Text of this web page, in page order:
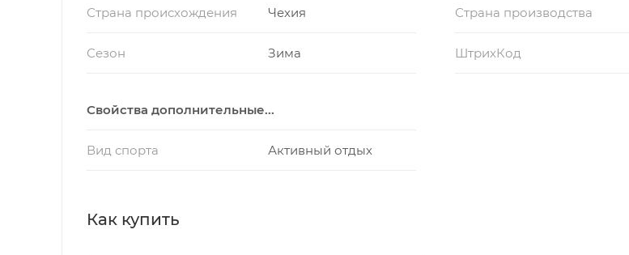
Страна происхождения Чехия Страна производства
Сезон Зима ШтрихКод
Свойства дополнительные...
Вид спорта Активный отдых
Как купить